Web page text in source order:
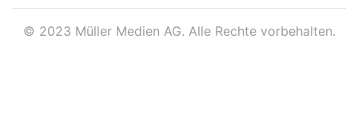
© 2023 Müller Medien AG. Alle Rechte vorbehalten.